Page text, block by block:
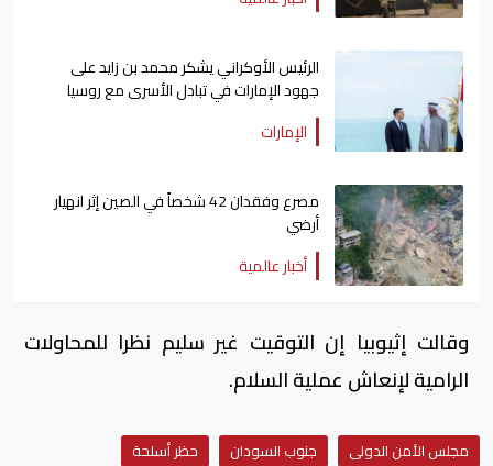
الرئيس الأوكراني يشكر محمد بن زايد على
جهود الإمارات في تبادل الأسرى مع روسيا
الإمارات
مصرع وفقدان 42 شخصاً في الصين إثر انهيار
أرضي
أخبار عالمية
وقالت إثيوبيا إن التوقيت غير سليم نظرا للمحاولات
الرامية لإنعاش عملية السلام.
مجلس الأمن الدولى جنوب السودان
حظر أسلحة